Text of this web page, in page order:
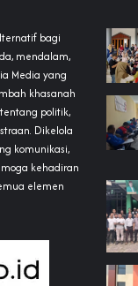
bagi
mendalam,
Media yang
khasanah
politik,
Dikelola
komunikasi,
kehadiran
elemen